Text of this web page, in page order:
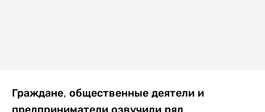
Граждане, общественные деятели и